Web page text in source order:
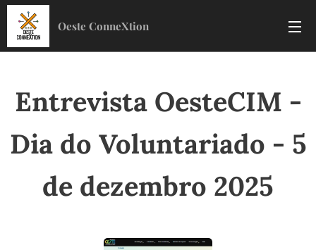
Oeste ConneXtion
Entrevista OesteCIM -
Dia do Voluntariado - 5
de dezembro 2025